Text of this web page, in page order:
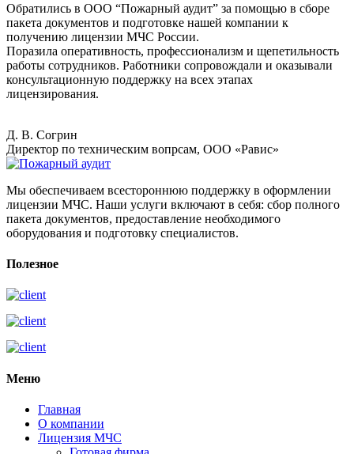
Обратились в ООО “Пожарный аудит” за помощью в сборе
пакета документов и подготовке нашей компании к
получению лицензии МЧС России.
Поразила оперативность, профессионализм и щепетильность
работы сотрудников. Работники сопровождали и оказывали
консультационную поддержку на всех этапах
лицензирования.
Д. В. Согрин
Директор по техническим вопрсам, ООО «Равис»
Мы обеспечиваем всестороннюю поддержку в оформлении
лицензии МЧС. Наши услуги включают в себя: сбор полного
пакета документов, предоставление необходимого
оборудования и подготовку специалистов.
Полезное
Меню
Главная
О компании
Лицензия МЧС